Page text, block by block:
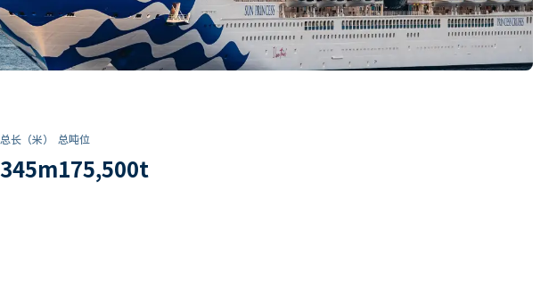
总长（米）
345m
总吨位
175,500t